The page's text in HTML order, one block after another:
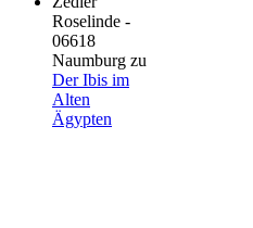
Roselinde -
06618
Naumburg zu
Der Ibis im
Alten
Ägypten